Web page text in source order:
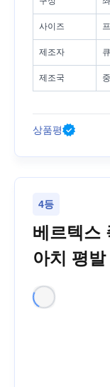
사이즈
제조자
제조국
상품평
4등
베르텍스
아치 평발